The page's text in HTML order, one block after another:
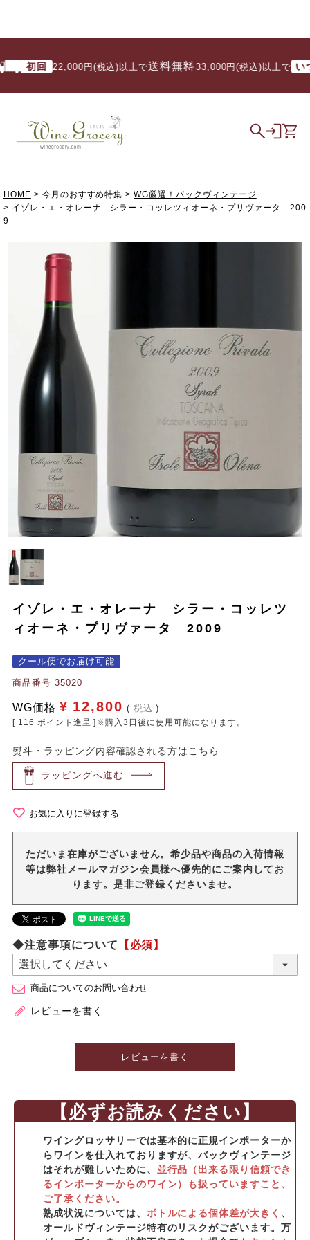
初回 22,000円(税込)以上で 送料無料/ 33,000円(税込)以上で いつで
HOME 今月のおすすめ特集
WG厳選！バックヴィンテージ
イゾレ・エ・オレーナ シラー・コッレツィオーネ・プリヴァータ 200
9
イゾレ・エ・オレーナ シラー・コッレツ
ィオーネ・プリヴァータ 2009
クール便でお届け可能
商品番号 35020
WG価格 ¥ 12,800 税込
[ 116 ポイント進呈 ]※購入3日後に使用可能になります。
熨斗・ラッピング内容確認される方はこちら
ラッピングへ進む
お気に入りに登録する
ただいま在庫がございません。希少品や商品の入荷情報
等は弊社メールマガジン会員様へ優先的にご案内してお
ります。是非ご登録くださいませ。
◆注意事項について 【必須】
商品についてのお問い合わせ
レビューを書く
レビューを書く
【必ずお読みください】
ワイングロッサリーでは基本的に正規インポーターか
らワインを仕入れておりますが、バックヴィンテージ
はそれが難しいために、 並行品（出来る限り信頼でき
るインポーターからのワイン）も扱っていますこと、
ご了承ください。
熟成状況については、 ボトルによる個体差が大きく 、
オールドヴィンテージ特有のリスクがございます。万